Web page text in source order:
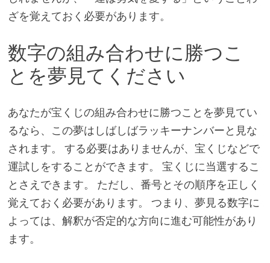
ざを覚えておく必要があります。
数字の組み合わせに勝つこ
とを夢見てください
あなたが宝くじの組み合わせに勝つことを夢見てい
るなら、この夢はしばしばラッキーナンバーと見な
されます。 する必要はありませんが、宝くじなどで
運試しをすることができます。 宝くじに当選するこ
とさえできます。 ただし、番号とその順序を正しく
覚えておく必要があります。 つまり、夢見る数字に
よっては、解釈が否定的な方向に進む可能性があり
ます。